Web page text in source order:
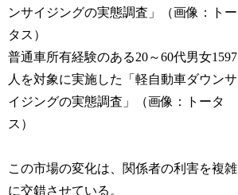
普通車所有経験のある20～60代男女1597
人を対象に実施した「軽自動車ダウンサ
イジングの実態調査」（画像：トータ
ス）
この市場の変化は、関係者の利害を複雑
に交錯させている。